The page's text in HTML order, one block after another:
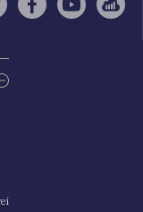
Facebook
YouTube